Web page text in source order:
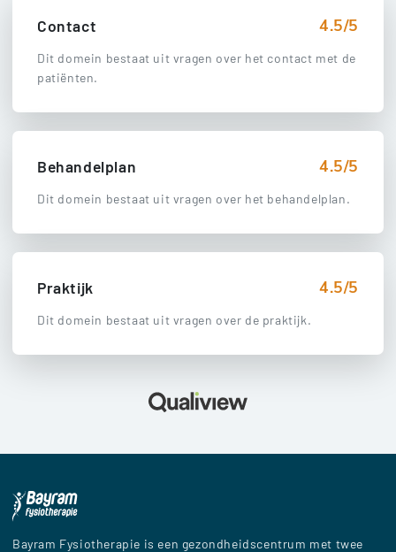
Contact 4.5/5
Dit domein bestaat uit vragen over het contact met de
patiënten.
Behandelplan 4.5/5
Dit domein bestaat uit vragen over het behandelplan.
Praktijk 4.5/5
Dit domein bestaat uit vragen over de praktijk.
Bayram Fysiotherapie is een gezondheidscentrum met twee